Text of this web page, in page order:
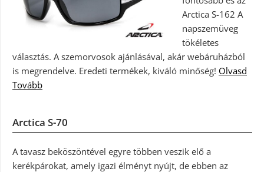
Arctica S-162 A
napszemüveg
tökéletes
választás. A szemorvosok ajánlásával, akár webáruházból
is megrendelve. Eredeti termékek, kiváló minőség! Olvasd
Tovább
Arctica S-70
A tavasz beköszöntével egyre többen veszik elő a
kerékpárokat, amely igazi élményt nyújt, de ebben az